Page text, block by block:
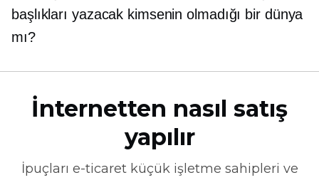
başlıkları yazacak kimsenin olmadığı bir dünya
mı?
İnternetten nasıl satış
yapılır
İpuçları e-ticaretküçük işletme sahipleri ve